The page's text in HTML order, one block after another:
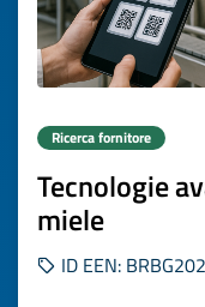
Ricerca fornitore
Tecnologie
miele
ID EEN: